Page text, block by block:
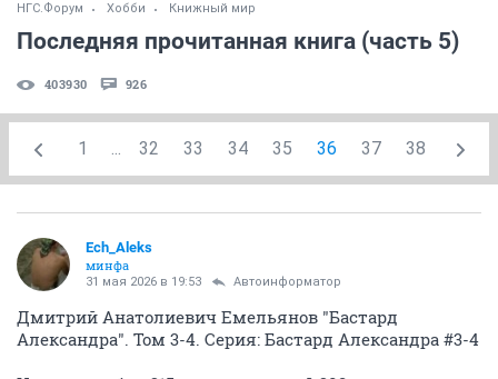
НГС.Форум Хобби Книжный мир
Последняя прочитанная книга (часть 5)
403930 926
1 ... 32 33 34 35 36 37 38
Ech_Aleks
минфа
31 мая 2026 в 19:53 Автоинформатор
Дмитрий Анатолиевич Емельянов "Бастард
Александра". Том 3-4. Серия: Бастард Александра #3-4